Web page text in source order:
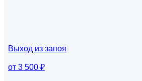
Выход из запоя
от 3 500 ₽